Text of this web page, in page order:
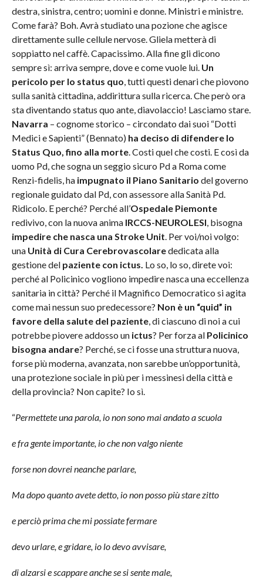
destra, sinistra, centro; uomini e donne. Ministri e ministre.
Come farà? Boh. Avrà studiato una pozione che agisce
direttamente sulle cellule nervose. Gliela metterà di
soppiatto nel caffè. Capacissimo. Alla fine gli dicono
sempre sì: arriva sempre, dove e come vuole lui. Un
pericolo per lo status quo, tutti questi denari che piovono
sulla sanità cittadina, addirittura sulla ricerca. Che però ora
sta diventando status quo ante, diavolaccio! Lasciamo stare.
Navarra – cognome storico – circondato dai suoi “Dotti
Medici e Sapienti” (Bennato) ha deciso di difendere lo
Status Quo, fino alla morte. Costi quel che costi. E così da
uomo Pd, che sogna un seggio sicuro Pd a Roma come
Renzi-fidelis, ha impugnato il Piano Sanitario del governo
regionale guidato dal Pd, con assessore alla Sanità Pd.
Ridicolo. E perché? Perché all’Ospedale Piemonte
redivivo, con la nuova anima IRCCS-NEUROLESI, bisogna
impedire che nasca una Stroke Unit. Per voi/noi volgo:
una Unità di Cura Cerebrovascolarededicata alla
gestione del paziente con ictus. Lo so, lo so, direte voi:
perché al Policinico vogliono impedire nasca una eccellenza
sanitaria in città? Perché il Magnifico Democratico si agita
come mai nessun suo predecessore? Non è un “quid” in
favore della salute del paziente, di ciascuno di noi a cui
potrebbe piovere addosso un ictus? Per forza al Policinico
bisogna andare? Perché, se ci fosse una struttura nuova,
forse più moderna, avanzata, non sarebbe un’opportunità,
una protezione sociale in più per i messinesi della città e
della provincia? Non capite? Io sì.
“Permettete una parola, io non sono mai andato a scuola
e fra gente importante, io che non valgo niente
forse non dovrei neanche parlare,
Ma dopo quanto avete detto, io non posso più stare zitto
e perciò prima che mi possiate fermare
devo urlare, e gridare, io lo devo avvisare,
di alzarsi e scappare anche se si sente male,